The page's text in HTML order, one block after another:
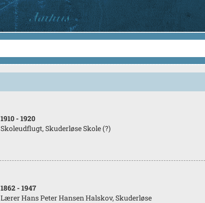
1910 - 1920
Skoleudflugt, Skuderløse Skole (?)
1862 - 1947
Lærer Hans Peter Hansen Halskov, Skuderløse